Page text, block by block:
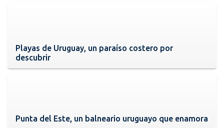
Playas de Uruguay, un paraíso costero por
descubrir
Punta del Este, un balneario uruguayo que enamora